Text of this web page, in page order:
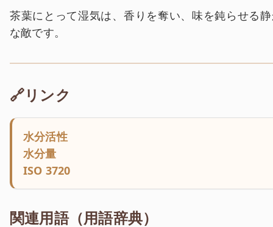
茶葉にとって湿気は、香りを奪い、味を鈍らせる
な敵です。
🔗リンク
水分活性
水分量
ISO 3720
関連用語（用語辞典）